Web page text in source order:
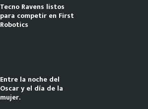
Tecno Ravens listos
para competir en First
Robotics
Entre la noche del
Oscar y el día de la
mujer.